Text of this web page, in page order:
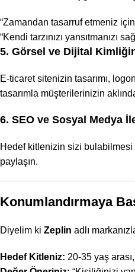
“Zamandan tasarruf etmeniz için
“Kendi tarzınızı yansıtmanızı
5. Görsel ve Dijital
E-ticaret sitenizin tasarımı,
tasarımla müşterilerinizin
6. SEO ve Sosyal Medya
Hedef kitlenizin sizi bulabilmesi
paylaşın.
Konumlandırmaya
Diyelim ki Zeplin adlı
Hedef Kitleniz: 20-35 yaş